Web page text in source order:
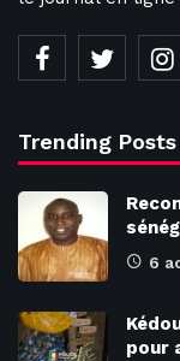
Trending Posts
6
pour